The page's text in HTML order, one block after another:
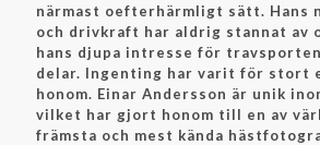
närmast oefterhärmligt sätt. Hans
och drivkraft har aldrig stannat av
hans djupa intresse för
delar. Ingenting har varit för
honom. Einar Andersson är unik
vilket har gjort honom till en av
främsta och mest kända